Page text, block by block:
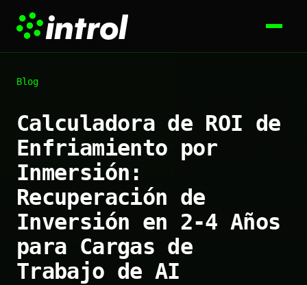
Blog
Calculadora de ROI de
Enfriamiento por
Inmersión:
Recuperación de
Inversión en 2-4 Años
para Cargas de
Trabajo de AI